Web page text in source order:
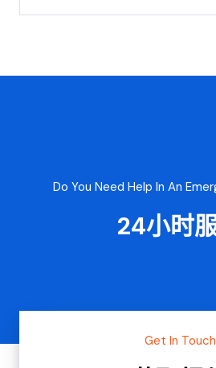
Do You Need Help In An
24小时
Get In Touch